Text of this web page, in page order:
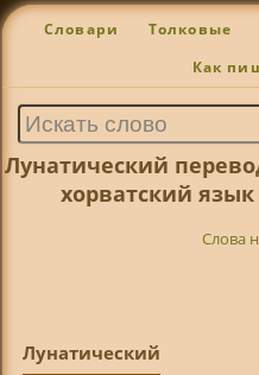
Словари Толковые
Как
Лунатический
хорватский
Слова
Лунатический